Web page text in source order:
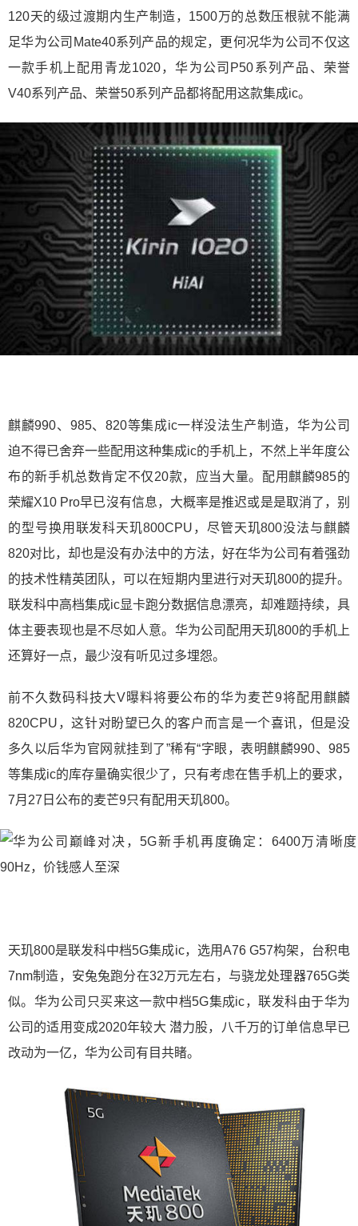
120天的级过渡期内生产制造，1500万的总数压根就不能满
足华为公司Mate40系列产品的规定，更何况华为公司不仅这
一款手机上配用青龙1020，华为公司P50系列产品、荣誉
V40系列产品、荣誉50系列产品都将配用这款集成ic。
麒麟990、985、820等集成ic一样没法生产制造，华为公司
迫不得已舍弃一些配用这种集成ic的手机上，不然上半年度公
布的新手机总数肯定不仅20款，应当大量。配用麒麟985的
荣耀X10 Pro早已沒有信息，大概率是推迟或是是取消了，别
的型号换用联发科天玑800CPU，尽管天玑800没法与麒麟
820对比，却也是没有办法中的方法，好在华为公司有着强劲
的技术性精英团队，可以在短期内里进行对天玑800的提升。
联发科中高档集成ic显卡跑分数据信息漂亮，却难题持续，具
体主要表现也是不尽如人意。华为公司配用天玑800的手机上
还算好一点，最少沒有听见过多埋怨。
前不久数码科技大V曝料将要公布的华为麦芒9将配用麒麟
820CPU，这针对盼望已久的客户而言是一个喜讯，但是没
多久以后华为官网就挂到了”稀有“字眼，表明麒麟990、985
等集成ic的库存量确实很少了，只有考虑在售手机上的要求，
7月27日公布的麦芒9只有配用天玑800。
天玑800是联发科中档5G集成ic，选用A76 G57构架，台积电
7nm制造，安兔兔跑分在32万元左右，与骁龙处理器765G类
似。华为公司只买来这一款中档5G集成ic，联发科由于华为
公司的适用变成2020年较大 潜力股，八千万的订单信息早已
改动为一亿，华为公司有目共睹。